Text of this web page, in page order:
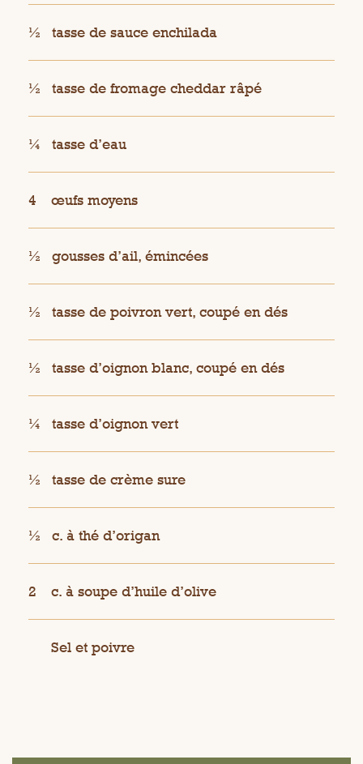
½ tasse de sauce enchilada
½ tasse de fromage cheddar râpé
¼ tasse d’eau
4 œufs moyens
½ gousses d’ail, émincées
½ tasse de poivron vert, coupé en dés
½ tasse d’oignon blanc, coupé en dés
¼ tasse d’oignon vert
½ tasse de crème sure
½ c. à thé d’origan
2 c. à soupe d’huile d’olive
Sel et poivre